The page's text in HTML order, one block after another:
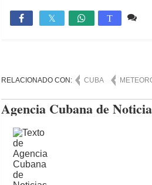
 T
RELACIONADO CON: CUBA
Agencia Cubana de